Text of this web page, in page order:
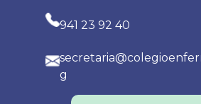
941 23 92 40
g